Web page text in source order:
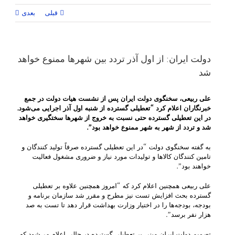
قبلی بعدی
دولت ایران: از اول آذر تردد بین شهرها ممنوع خواهد
شد
علی ربیعی، سخنگوی دولت ایران پس از نشست هیات دولت در جمع
خبرنگاران اعلام کرد “تعطیلی گسترده از شنبه اول آذر اجرایی می‌شود.
در این تعطیلی گسترده حتی نسبت به خروج از شهرها سختگیری خواهد
شد و تردد از شهر به شهر ممنوع خواهد بود”.
به گفته سخنگوی دولت “در این تعطیلی گسترده صرفاً تولید کنندگان و
تامین کنندگان کالاها و تولیدات مورد نیاز و ضروری مشغول فعالیت
خواهند بود”.
علی ربیعی همچنین اعلام کرد که “امروز همچنین علاوه بر تعطیلی
گسترده بحث افزایش تست نیز مطرح و مقرر شد سازمان برنامه و
بودجه، بودجه‌ها را در اختیار وزارت بهداشت قرار دهد تا تست به صد
هزار نفر برسد”.